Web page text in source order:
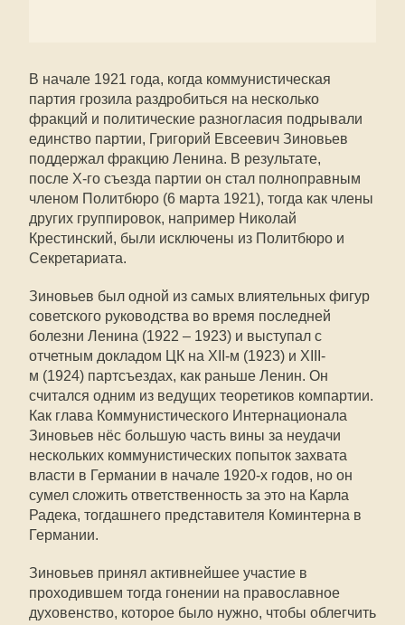
В начале 1921 года, когда коммунистическая
партия грозила раздробиться на несколько
фракций и политические разногласия подрывали
единство партии, Григорий Евсеевич Зиновьев
поддержал фракцию Ленина. В результате,
после X-го съезда партии он стал полноправным
членом Политбюро (6 марта 1921), тогда как члены
других группировок, например Николай
Крестинский, были исключены из Политбюро и
Секретариата.
Зиновьев был одной из самых влиятельных фигур
советского руководства во время последней
болезни Ленина (1922 – 1923) и выступал с
отчетным докладом ЦК на XII-м (1923) и XIII-
м (1924) партсъездах, как раньше Ленин. Он
считался одним из ведущих теоретиков компартии.
Как глава Коммунистического Интернационала
Зиновьев нёс большую часть вины за неудачи
нескольких коммунистических попыток захвата
власти в Германии в начале 1920-х годов, но он
сумел сложить ответственность за это на Карла
Радека, тогдашнего представителя Коминтерна в
Германии.
Зиновьев принял активнейшее участие в
проходившем тогда гонении на православное
духовенство, которое было нужно, чтобы облегчить